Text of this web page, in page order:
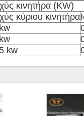
κινητήρα (KW)
κύριου κινητήρα
kw